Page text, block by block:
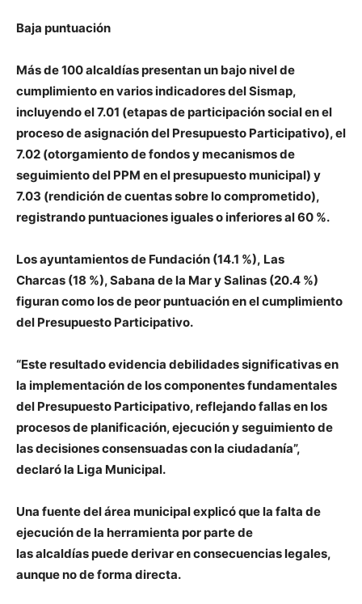
Baja puntuación
Más de 100 alcaldías presentan un bajo nivel de
cumplimiento en varios indicadores del Sismap,
incluyendo el 7.01 (etapas de participación social en el
proceso de asignación del Presupuesto Participativo), el
7.02 (otorgamiento de fondos y mecanismos de
seguimiento del PPM en el presupuesto municipal) y
7.03 (rendición de cuentas sobre lo comprometido),
registrando puntuaciones iguales o inferiores al 60 %.
Los ayuntamientos de Fundación (14.1 %), Las
Charcas (18 %), Sabana de la Mar y Salinas (20.4 %)
figuran como los de peor puntuación en el cumplimiento
del Presupuesto Participativo.
“Este resultado evidencia debilidades significativas en
la implementación de los componentes fundamentales
del Presupuesto Participativo, reflejando fallas en los
procesos de planificación, ejecución y seguimiento de
las decisiones consensuadas con la ciudadanía”,
declaró la Liga Municipal.
Una fuente del área municipal explicó que la falta de
ejecución de la herramienta por parte de
las alcaldías puede derivar en consecuencias legales,
aunque no de forma directa.